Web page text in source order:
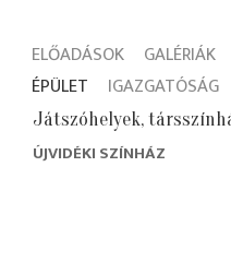
ELŐADÁSOK GALÉRIÁK
ÉPÜLET
IGAZGATÓSÁG
Játszóhelyek,
ÚJVIDÉKI SZÍNHÁZ